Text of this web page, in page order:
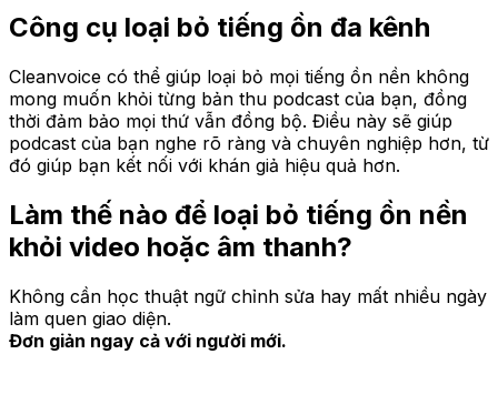
Công cụ loại bỏ tiếng ồn đa kênh
Cleanvoice có thể giúp loại bỏ mọi tiếng ồn nền không
mong muốn khỏi từng bản thu podcast của bạn, đồng
thời đảm bảo mọi thứ vẫn đồng bộ. Điều này sẽ giúp
podcast của bạn nghe rõ ràng và chuyên nghiệp hơn, từ
đó giúp bạn kết nối với khán giả hiệu quả hơn.
Làm thế nào để loại bỏ tiếng ồn nền
khỏi video hoặc âm thanh?
Không cần học thuật ngữ chỉnh sửa hay mất nhiều ngày
làm quen giao diện.
Đơn giản ngay cả với người mới.